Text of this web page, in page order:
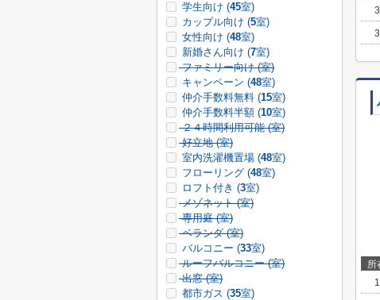
所
学生向け (45室)
カップル向け (5室)
女性向け (48室)
新婚さん向け (7室)
ファミリー向け (室)
キャンペーン (48室)
仲介手数料無料 (15室)
仲介手数料半額 (10室)
２４時間利用可能 (室)
好立地 (室)
室内洗濯機置場 (48室)
フローリング (48室)
ロフト付き (3室)
メゾネット (室)
専用庭 (室)
ベランダ (室)
バルコニー (33室)
ルーフバルコニー (室)
出窓 (室)
都市ガス (35室)